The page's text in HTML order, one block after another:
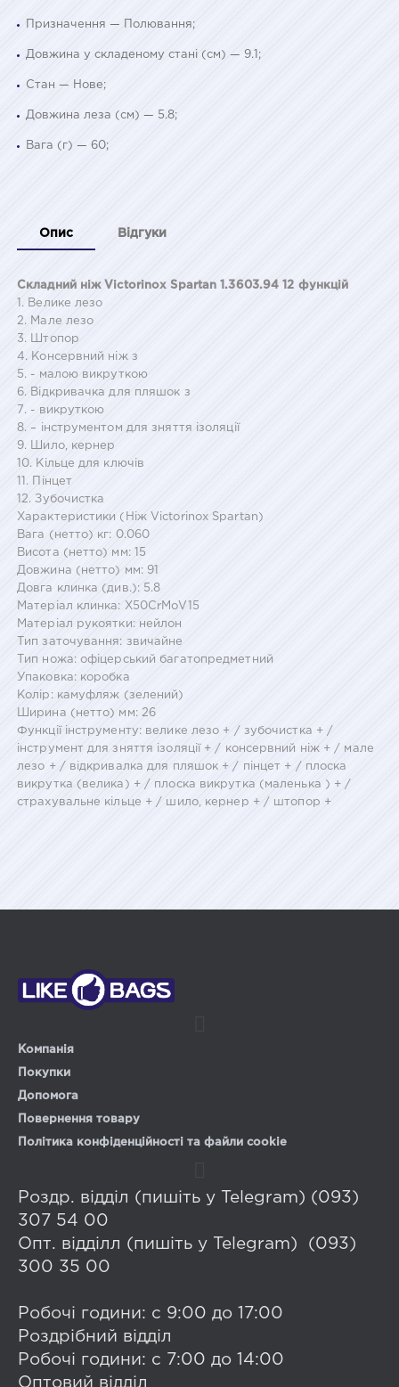
Призначення — Полювання;
Довжина у складеному стані (см) — 9.1;
Стан — Нове;
Довжина леза (см) — 5.8;
Вага (г) — 60;
Опис Відгуки
Складний ніж Victorinox Spartan 1.3603.94 12 функцій
1. Велике лезо
2. Мале лезо
3. Штопор
4. Консервний ніж з
5. - малою викруткою
6. Відкривачка для пляшок з
7. - викруткою
8. – інструментом для зняття ізоляції
9. Шило, кернер
10. Кільце для ключів
11. Пінцет
12. Зубочистка
Характеристики (Ніж Victorinox Spartan)
Вага (нетто) кг: 0.060
Висота (нетто) мм: 15
Довжина (нетто) мм: 91
Довга клинка (див.): 5.8
Матеріал клинка: X50CrMoV15
Матеріал рукоятки: нейлон
Тип заточування: звичайне
Тип ножа: офіцерський багатопредметний
Упаковка: коробка
Колір: камуфляж (зелений)
Ширина (нетто) мм: 26
Функції інструменту: велике лезо + / зубочистка + /
інструмент для зняття ізоляції + / консервний ніж + / мале
лезо + / відкривалка для пляшок + / пінцет + / плоска
викрутка (велика) + / плоска викрутка (маленька ) + /
страхувальне кільце + / шило, кернер + / штопор +
Компанія
Покупки
Допомога
Повернення товару
Політика конфіденційності та файли cookie
Роздр. відділ (пишіть у Telegram) (093)
307 54 00
Опт. відділл (пишіть у Telegram) (093)
300 35 00
Робочі години: с 9:00 до 17:00
Роздрібний відділ
Робочі години: с 7:00 до 14:00
Оптовий відділ